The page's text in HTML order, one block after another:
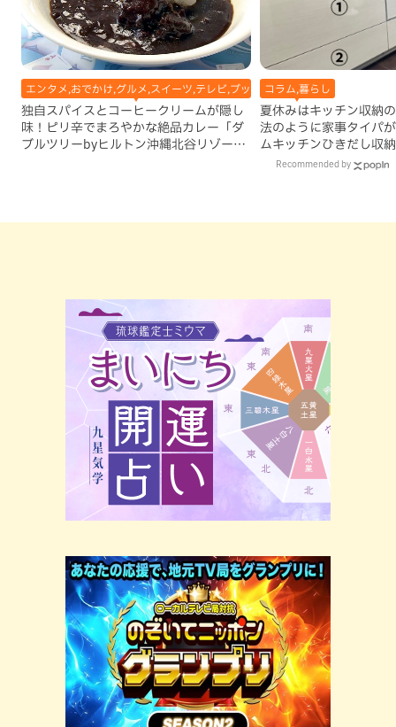
エンタメ,おでかけ,グルメ,スイーツ,テレビ,ブッフェ・バイキング,ホテル,北
独自スパイスとコーヒークリームが隠し
味！ピリ辛でまろやかな絶品カレー「ダ
ブルツリーbyヒルトン沖縄北谷リゾー
コラム,暮らし
夏休みはキッチン収納
法のように家事タイパ
ムキッチンひきだし収
Recommended by